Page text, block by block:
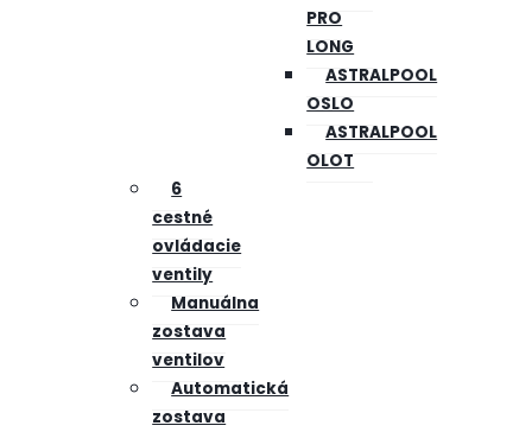
PRO
LONG
ASTRALPOOL
OSLO
ASTRALPOOL
OLOT
6
cestné
ovládacie
ventily
Manuálna
zostava
ventilov
Automatická
zostava